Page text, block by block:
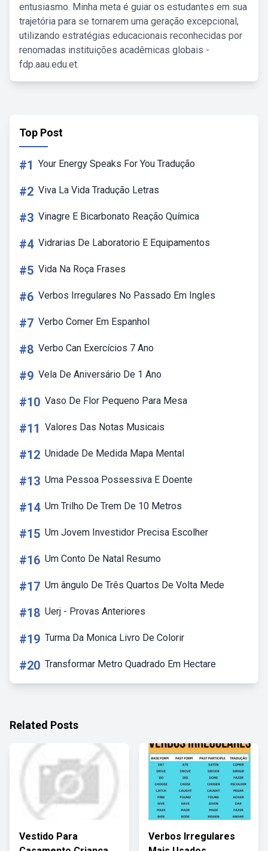
entusiasmo. Minha meta é guiar os estudantes em sua
trajetória para se tornarem uma geração excepcional,
utilizando estratégias educacionais reconhecidas por
renomadas instituições acadêmicas globais -
fdp.aau.edu.et.
Top Post
#1 Your Energy Speaks For You Tradução
#2 Viva La Vida Tradução Letras
#3 Vinagre E Bicarbonato Reação Química
#4 Vidrarias De Laboratorio E Equipamentos
#5 Vida Na Roça Frases
#6 Verbos Irregulares No Passado Em Ingles
#7 Verbo Comer Em Espanhol
#8 Verbo Can Exercícios 7 Ano
#9 Vela De Aniversário De 1 Ano
#10 Vaso De Flor Pequeno Para Mesa
#11 Valores Das Notas Musicais
#12 Unidade De Medida Mapa Mental
#13 Uma Pessoa Possessiva E Doente
#14 Um Trilho De Trem De 10 Metros
#15 Um Jovem Investidor Precisa Escolher
#16 Um Conto De Natal Resumo
#17 Um ângulo De Três Quartos De Volta Mede
#18 Uerj - Provas Anteriores
#19 Turma Da Monica Livro De Colorir
#20 Transformar Metro Quadrado Em Hectare
Related Posts
Vestido Para
Verbos Irregulares